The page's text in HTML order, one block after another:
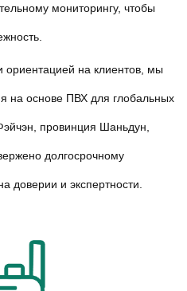
мониторингу, чтобы
ориентацией на клиентов, мы
на основе ПВХ для глобальных
провинция Шаньдун,
долгосрочному
доверии и экспертности.